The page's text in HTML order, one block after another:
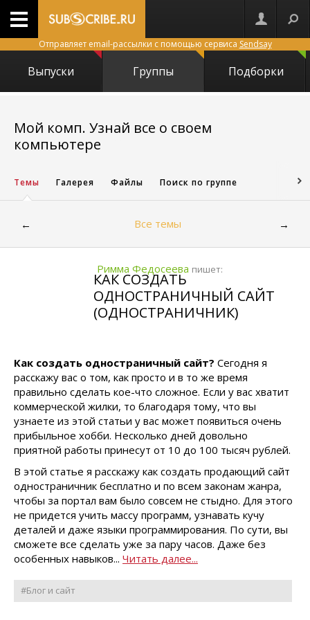
Отправляет email-рассылки с помощью сервиса Sendsay
Выпуски Группы Подборки
Мой комп. Узнай все о своем
компьютере
Темы Галерея Файлы Поиск по группе
← Все темы →
Римма Федосеева пишет:
КАК СОЗДАТЬ
ОДНОСТРАНИЧНЫЙ САЙТ
(ОДНОСТРАНИЧНИК)
Как создать одностраничный сайт? Сегодня я
расскажу вас о том, как просто и в то же время
правильно сделать кое-что сложное. Если у вас хватит
коммерческой жилки, то благодаря тому, что вы
узнаете из этой статьи у вас может появиться очень
прибыльное хобби. Несколько дней довольно
приятной работы принесут от 10 до 100 тысяч рублей.
В этой статье я расскажу как создать продающий сайт
одностраничник бесплатно и по всем законам жанра,
чтобы за портал вам было совсем не стыдно. Для этого
не придется учить массу программ, узнавать кучу
деталей и даже языки программирования. По сути, вы
сможете все сделать уже за пару часов. Даже без
особенных навыков... Читать далее...
#Блог и сайт